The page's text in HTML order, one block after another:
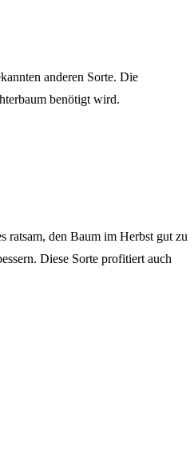
anderen Sorte. Die
benötigt wird.
ratsam, den Baum im Herbst gut zu
Diese Sorte profitiert auch